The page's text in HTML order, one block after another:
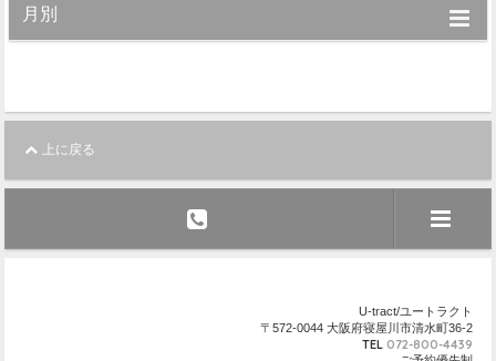
月別
上に戻る
U-tract/ユートラクト
〒572-0044 大阪府寝屋川市清水町36-2
TEL 072-800-4439